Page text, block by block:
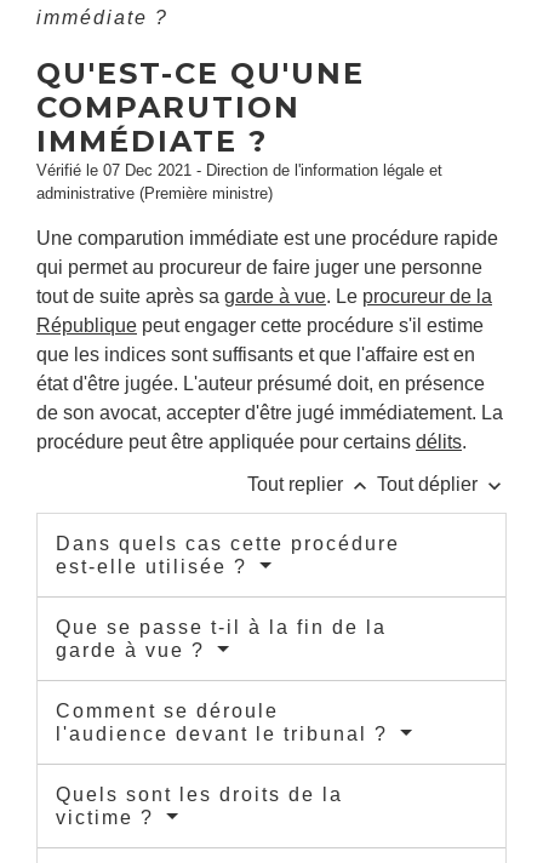
immédiate ?
QU'EST-CE QU'UNE
COMPARUTION
IMMÉDIATE ?
Vérifié le 07 Dec 2021 - Direction de l'information légale et
administrative (Première ministre)
Une comparution immédiate est une procédure rapide
qui permet au procureur de faire juger une personne
tout de suite après sa garde à vue. Le procureur de la
République peut engager cette procédure s'il estime
que les indices sont suffisants et que l'affaire est en
état d'être jugée. L'auteur présumé doit, en présence
de son avocat, accepter d'être jugé immédiatement. La
procédure peut être appliquée pour certains délits.
Tout replier keyboard_arrow_up Tout déplier keyboard_arrow_down
Dans quels cas cette procédure
est-elle utilisée ?
Que se passe t-il à la fin de la
garde à vue ?
Comment se déroule
l'audience devant le tribunal ?
Quels sont les droits de la
victime ?